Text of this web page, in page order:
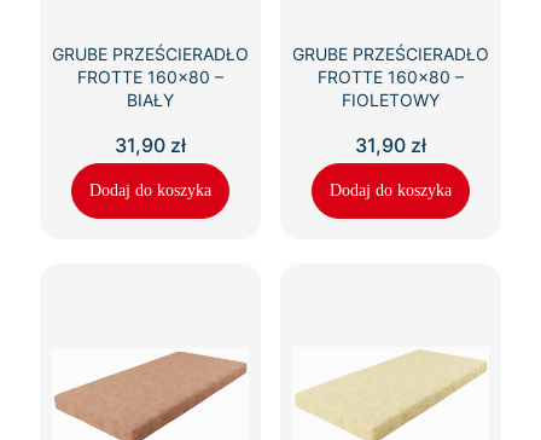
GRUBE PRZEŚCIERADŁO
FROTTE 160×80 –
BIAŁY
31,90 zł
Dodaj do koszyka
GRUBE PRZEŚCIERADŁO
FROTTE 160×80 –
FIOLETOWY
31,90 zł
Dodaj do koszyka